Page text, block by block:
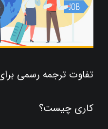
تفاوت ترجمه رسمی
کاری چیست؟